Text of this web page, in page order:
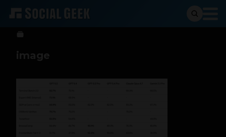
Sergio Ramos 24 de abril de 2026
image